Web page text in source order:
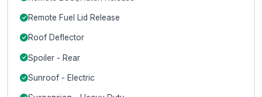
Remote Fuel Lid Release
Roof Deflector
Spoiler - Rear
Sunroof - Electric